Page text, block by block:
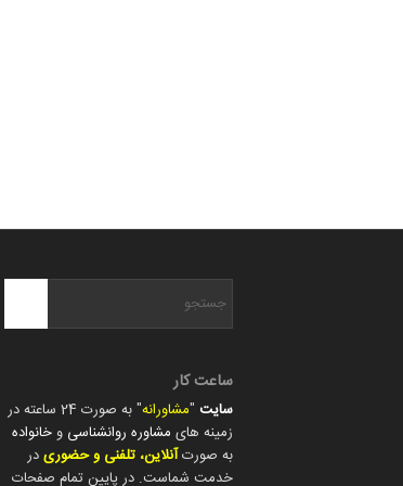
ساعت کار
سایت "مشاورانه
" به صورت 24 ساعته در
زمینه های مشاوره روانشناسی وخانواده
به صورتآنلاین، تلفنی و حضوریدر
خدمت شماست. در پایین تمام صفحات